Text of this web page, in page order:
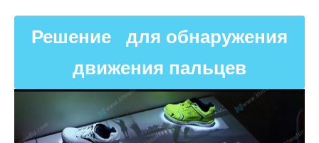
Решение для обнаружения
движения пальцев